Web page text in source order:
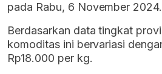
pada Rabu, 6 November 2024.
Berdasarkan data tingkat
komoditas ini bervariasi
Rp18.000 per kg.